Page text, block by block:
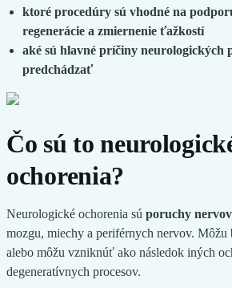
ktoré procedúry sú vhodné na
regenerácie a zmiernenie ťažkostí
aké sú hlavné príčiny neurologických
predchádzať
Čo sú to
ochorenia?
Neurologické ochorenia sú poruchy
mozgu, miechy a periférnych nervov. Môžu
alebo môžu vzniknúť ako následok iných
degeneratívnych procesov.